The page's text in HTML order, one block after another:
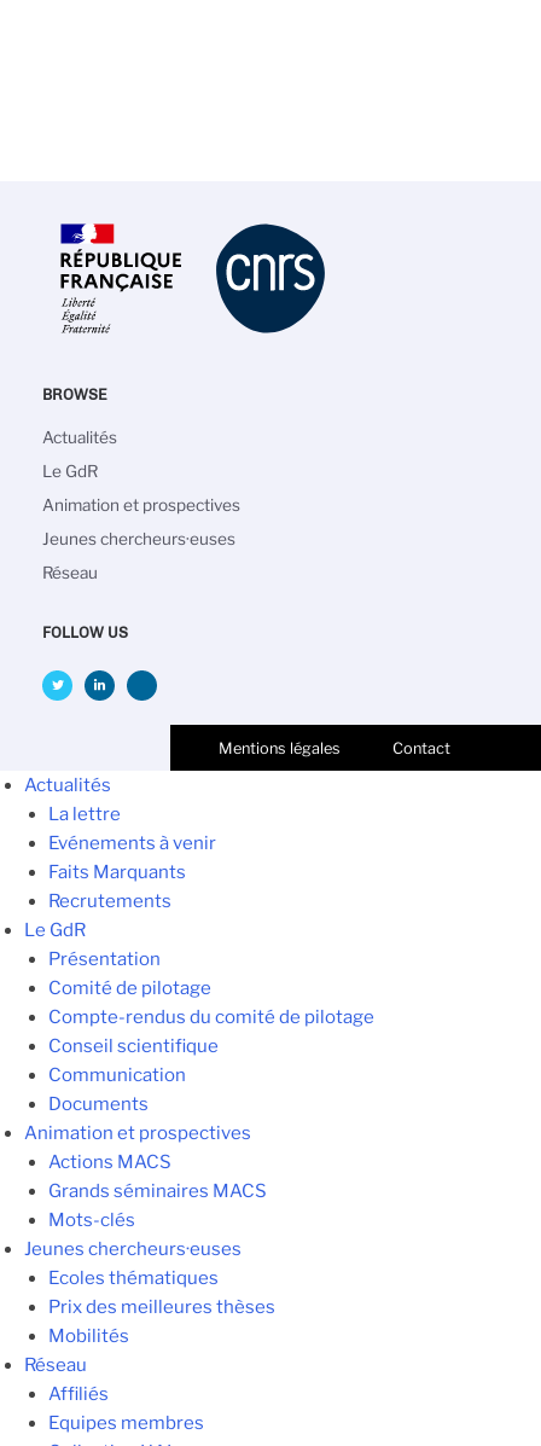
BROWSE
Navigation
principale
Actualités
Le GdR
Animation et prospectives
Jeunes chercheurs·euses
Réseau
FOLLOW US
Mentions légales Contact
Actualités
La lettre
Evénements à venir
Faits Marquants
Recrutements
Le GdR
Présentation
Comité de pilotage
Compte-rendus du comité de pilotage
Conseil scientifique
Communication
Documents
Animation et prospectives
Actions MACS
Grands séminaires MACS
Mots-clés
Jeunes chercheurs·euses
Ecoles thématiques
Prix des meilleures thèses
Mobilités
Réseau
Affiliés
Equipes membres